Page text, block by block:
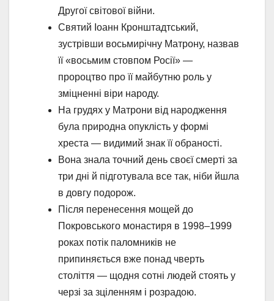
Другої світової війни.
Святий Іоанн Кронштадтський,
зустрівши восьмирічну Матрону, назвав
її «восьмим стовпом Росії» —
пророцтво про її майбутню роль у
зміцненні віри народу.
На грудях у Матрони від народження
була природна опуклість у формі
хреста — видимий знак її обраності.
Вона знала точний день своєї смерті за
три дні й підготувала все так, ніби йшла
в довгу подорож.
Після перенесення мощей до
Покровського монастиря в 1998–1999
роках потік паломників не
припиняється вже понад чверть
століття — щодня сотні людей стоять у
черзі за зціленням і розрадою.